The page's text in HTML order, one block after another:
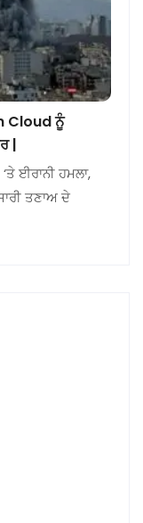
Cloud ਨੂੰ
|
ਈਰਾਨੀ ਹਮਲਾ,
ਤਣਾਅ ਦੇ